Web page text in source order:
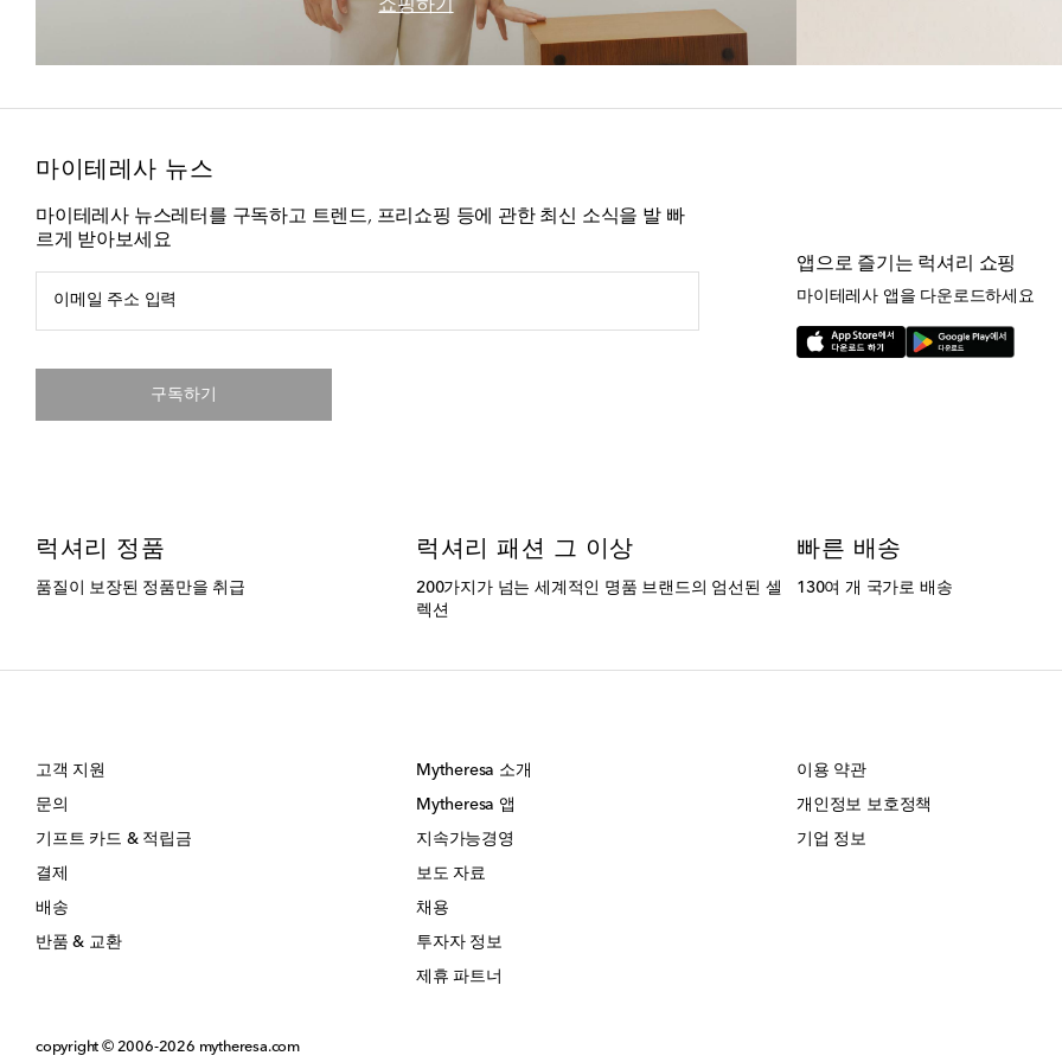
쇼핑하기
마이테레사 뉴스
마이테레사 뉴스레터를 구독하고 트렌드, 프리쇼핑 등에 관한 최신 소식을 발 빠
르게 받아보세요
이메일 주소 입력
구독하기
앱으로 즐기는 럭셔리 쇼핑
마이테레사 앱을 다운로드하세요
럭셔리 정품
품질이 보장된 정품만을 취급
럭셔리 패션 그 이상
200가지가 넘는 세계적인 명품 브랜드의 엄선된 셀
렉션
빠른 배송
130여 개 국가로 배송
고객 지원
문의
기프트 카드 & 적립금
결제
배송
반품 & 교환
Mytheresa 소개
Mytheresa 앱
지속가능경영
보도 자료
채용
투자자 정보
제휴 파트너
이용 약관
개인정보 보호정책
기업 정보
copyright © 2006-2026 mytheresa.com